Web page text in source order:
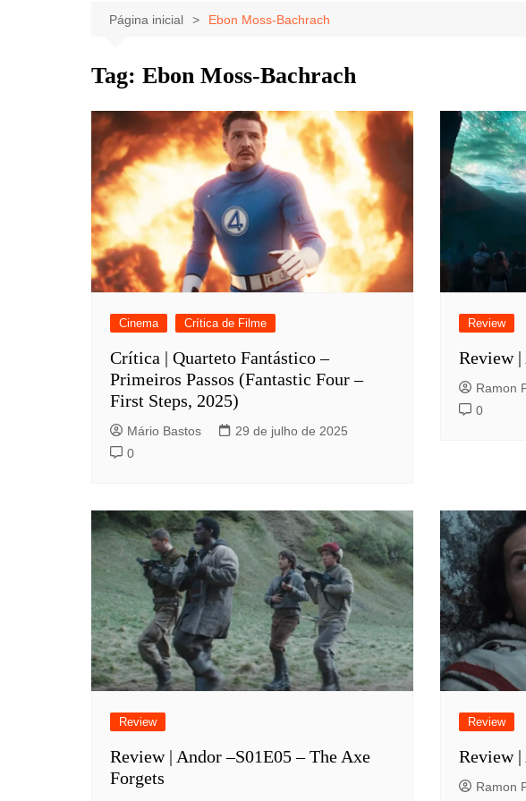
Celebridades
Música
Notícias
Clássicos
Página inicial Ebon Moss-Bachrach
Tag: Ebon Moss-Bachrach
Cinema Crítica de Filme
Crítica | Quarteto Fantástico –
Primeiros Passos (Fantastic Four –
First Steps, 2025)
Mário Bastos
29 de julho de 2025
0
Review
Review |
Ramon
0
Review
Review | Andor –S01E05 – The Axe
Forgets
Review
Review |
Ramon